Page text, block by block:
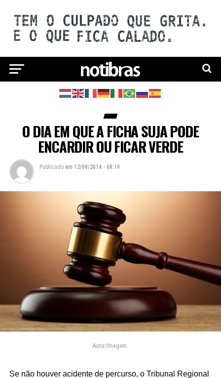
O DIA EM QUE A FICHA SUJA PODE
ENCARDIR OU FICAR VERDE
Publicado em 12/08/2014 - 08:19
Autor/Imagem:
Se não houver acidente de percurso, o Tribunal Regional